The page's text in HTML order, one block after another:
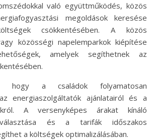
való együttműködés, közös
megoldások keresése
csökkentésében. A közös
közösségi napelemparkok kiépítése
amelyek segíthetnek az
hogy a családok folyamatosan
energiaszolgáltatók ajánlatairól és a
A versenyképes árakat kínáló
és a tarifák időszakos
a költségek optimalizálásában.